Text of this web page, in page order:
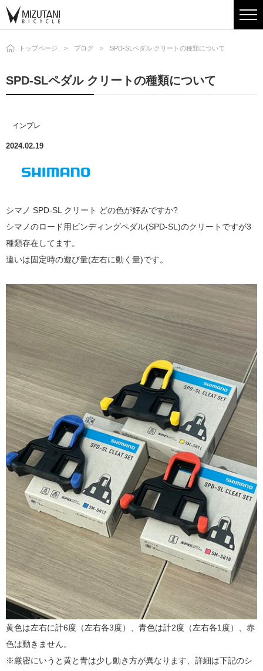
トップページ ブログ SPD-SLペダル クリートの種類について
SPD-SLペダル クリートの種類について
インプレ
2024.02.19
シマノ SPD-SL クリート どの色が好みですか?
シマノのロード用ビンディングペダル(SPD-SL)のクリートですが3
種類存在してます。
違いは固定時の遊び量(左右に動く量)です。
黄色は左右に計6度（左右各3度）、青色は計2度（左右各1度）、赤
色は動きません。
※厳密にいうと黄と青は少し動き方が異なります、詳細は下記のシ